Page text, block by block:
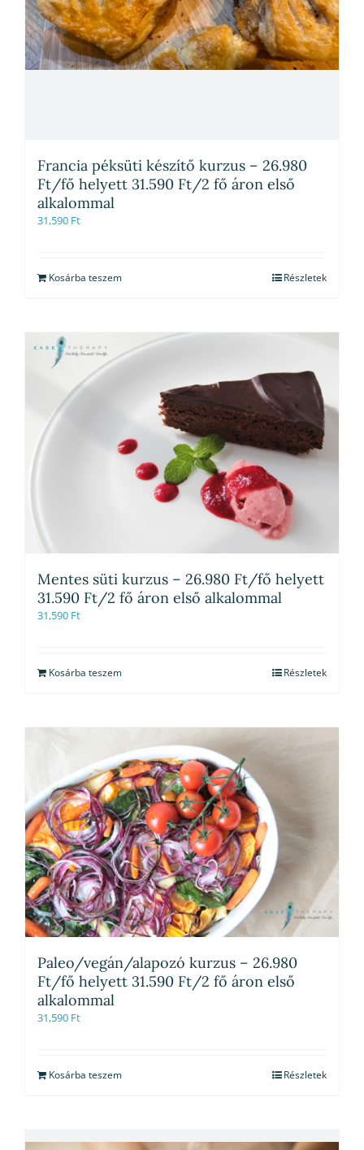
Francia péksüti készítő kurzus – 26.980
Ft/fő helyett 31.590 Ft/2 fő áron első
alkalommal
31,590 Ft
Kosárba teszem Részletek
Mentes süti kurzus – 26.980 Ft/fő helyett
31.590 Ft/2 fő áron első alkalommal
31,590 Ft
Kosárba teszem Részletek
Paleo/vegán/alapozó kurzus – 26.980
Ft/fő helyett 31.590 Ft/2 fő áron első
alkalommal
31,590 Ft
Kosárba teszem Részletek